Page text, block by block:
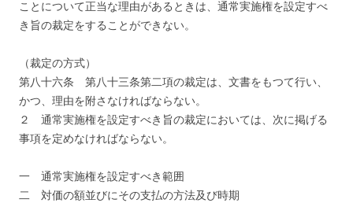
ことについて正当な理由があるときは、通常実施権を設定すべ
き旨の裁定をすることができない。
（裁定の方式）
第八十六条 第八十三条第二項の裁定は、文書をもつて行い、
かつ、理由を附さなければならない。
２ 通常実施権を設定すべき旨の裁定においては、次に掲げる
事項を定めなければならない。
一 通常実施権を設定すべき範囲
二 対価の額並びにその支払の方法及び時期